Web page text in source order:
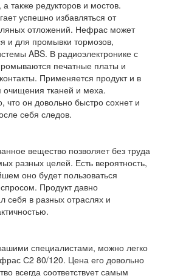
также редукторов и мостов.
успешно избавляться от
отложений. Нефрас может
и для промывки тормозов,
ABS. В радиоэлектронике с
печатные платы и
Применяется продукт и в
очищения тканей и меха.
что он довольно быстро сохнет и
себя следов.
вещество позволяет без труда
разных целей. Есть вероятность,
оно будет пользоваться
Продукт давно
себя в разных отраслях и
специалистами, можно легко
С2 80/120. Цена его довольно
всегда соответствует самым